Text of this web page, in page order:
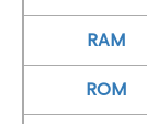
雖然改用全新
合，並延續
影，讓照片畫
RAM
ROM